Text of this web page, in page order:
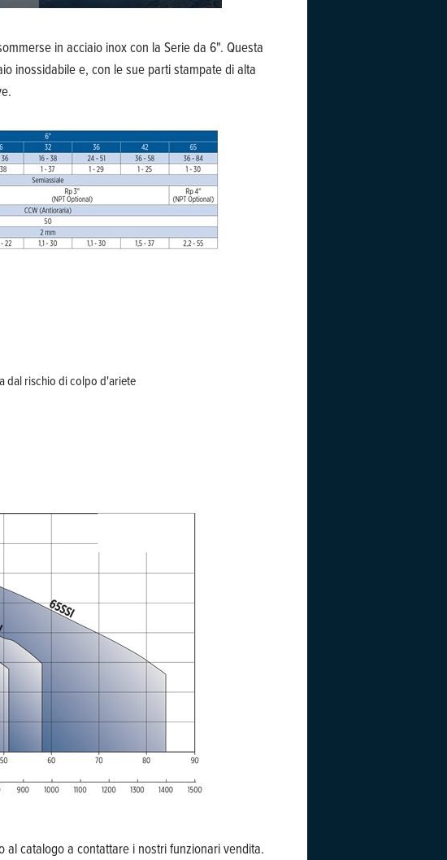
in acciaio inox con la Serie da 6". Questa
inossidabile e, con le sue parti stampate di alta
dal rischio di colpo d'ariete
catalogo a contattare i nostri funzionari vendita.